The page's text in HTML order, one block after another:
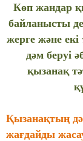
Көп жандар
байланысты
жерге және екі
дәм беруі
қызанақ
Қызанақтың
жағдайды